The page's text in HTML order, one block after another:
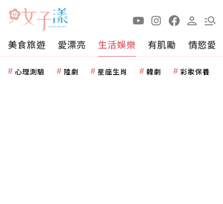
美食旅遊 愛漂亮 生活娛樂 有肌勵 情慾愛
心理測驗 陸劇 星座生肖 韓劇 彩妝保養